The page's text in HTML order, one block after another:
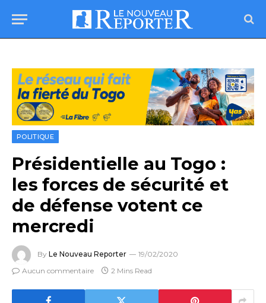
POLITIQUE
Présidentielle au Togo :
les forces de sécurité et
de défense votent ce
mercredi
By Le Nouveau Reporter
19/02/2020
Aucun commentaire
2 Mins Read